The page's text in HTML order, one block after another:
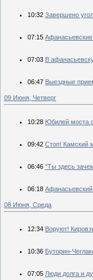
10:32 Завершено
07:15
07:03 В
06:47 Выездные
09 Июня, Четверг
10:28 Юбилей моста
09:42 Стоп! Камский
06:46 "Ты здесь
06:18
08 Июня, Среда
12:34 Воруют!
10:36 Буторин-
07:05 Люди долга и